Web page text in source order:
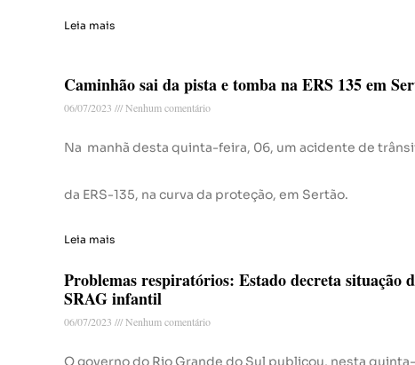
Leia mais
Caminhão sai da pista e tomba na ERS 135 em
06/07/2023 Nenhum comentário
Na manhã desta quinta-feira, 06, um acidente de
da ERS-135, na curva da proteção, em Sertão.
Leia mais
Problemas respiratórios: Estado decreta situação
SRAG infantil
06/07/2023 Nenhum comentário
O governo do Rio Grande do Sul publicou, nesta